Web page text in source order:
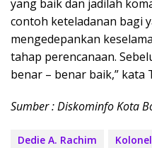
yang baik dan jadilah
contoh keteladanan bagi
mengedepankan
tahap perencanaan.
benar – benar baik,” kata
Sumber : Diskominfo Kota
Dedie A. Rachim